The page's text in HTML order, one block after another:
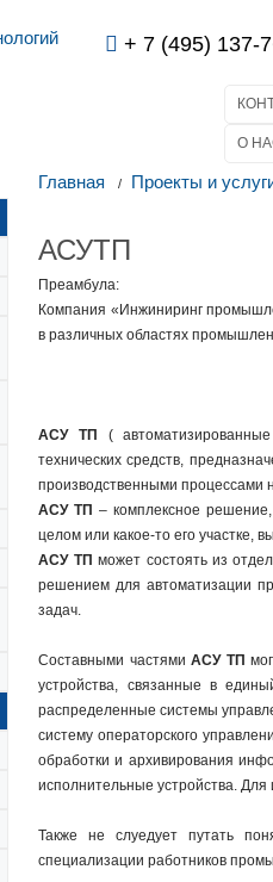
+ 7 (495) 137-
О
Главная Проекты и
АСУТП
Преамбула:
Компания «Инжиниринг
в различных областях
АСУ ТП
(
технических средств,
производственными процессами
АСУ ТП – комплексное
целом или какое-то его участке,
АСУ ТПможет состоять из
решением для автоматизации
задач.
Составными частямиАСУ ТП
устройства, связанные в
распределенные системы
систему операторского
обработки и архивирования
исполнительные устройства.
Также не слуедует путать
специализации работников